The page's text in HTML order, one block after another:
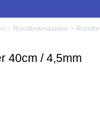
> Rondbreinaalden >
40cm / 4,5mm